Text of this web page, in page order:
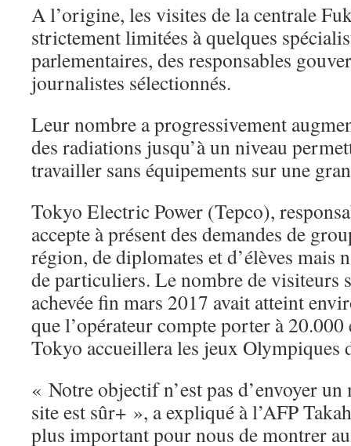
A l’origine, les visites de la centrale
strictement limitées à quelques
parlementaires, des responsables
journalistes sélectionnés.
Leur nombre a progressivement
des radiations jusqu’à un niveau
travailler sans équipements sur une
Tokyo Electric Power (Tepco),
accepte à présent des demandes de
région, de diplomates et d’élèves mais
de particuliers. Le nombre de visiteurs
achevée fin mars 2017 avait atteint
que l’opérateur compte porter à 20.000
Tokyo accueillera les jeux Olympiques
« Notre objectif n’est pas d’envoyer un
site est sûr+ », a expliqué à l’AFP
plus important pour nous de montrer